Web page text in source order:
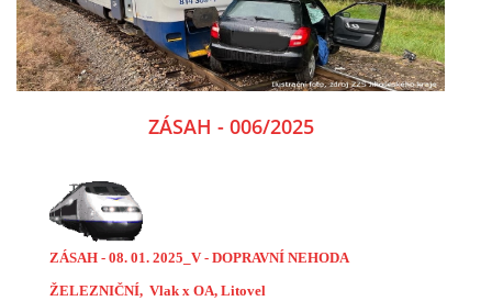
ZÁSAH - 006/2025
ZÁSAH - 08. 01. 2025_V - DOPRAVNÍ NEHODA
ŽELEZNIČNÍ, Vlak x OA, Litovel